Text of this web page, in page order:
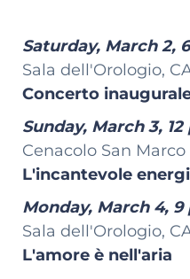
Saturday, March 2,
Sala dell'Orologio,
Concerto
Sunday, March 3, 12
Cenacolo San Marco
L'incantevole
Monday, March 4, 9
Sala dell'Orologio,
L'amore è nell'aria